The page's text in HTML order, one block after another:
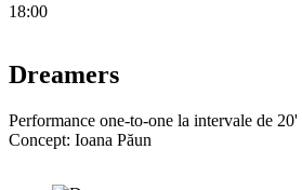
18:00
Dreamers
Performance one-to-one la intervale de 20'
Concept: Ioana Păun